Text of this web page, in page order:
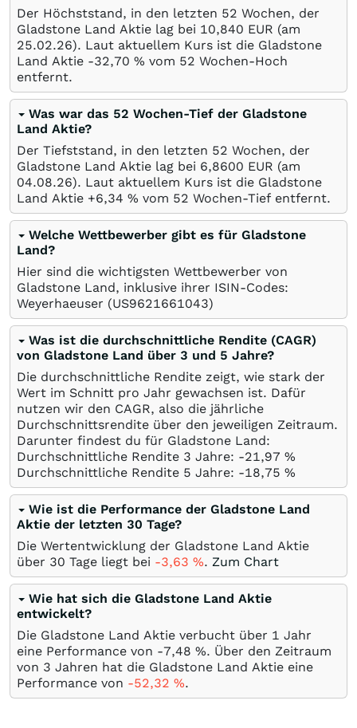
Der Höchststand, in den letzten 52 Wochen, der
Gladstone Land Aktie lag bei 10,840 EUR (am
25.02.26). Laut aktuellem Kurs ist die Gladstone
Land Aktie -32,70 % vom 52 Wochen-Hoch
entfernt.
Was war das 52 Wochen-Tief der Gladstone
Land Aktie?
Der Tiefststand, in den letzten 52 Wochen, der
Gladstone Land Aktie lag bei 6,8600 EUR (am
04.08.26). Laut aktuellem Kurs ist die Gladstone
Land Aktie +6,34 % vom 52 Wochen-Tief entfernt.
Welche Wettbewerber gibt es für Gladstone
Land?
Hier sind die wichtigsten Wettbewerber von
Gladstone Land, inklusive ihrer ISIN-Codes:
Weyerhaeuser (US9621661043)
Was ist die durchschnittliche Rendite (CAGR)
von Gladstone Land über 3 und 5 Jahre?
Die durchschnittliche Rendite zeigt, wie stark der
Wert im Schnitt pro Jahr gewachsen ist. Dafür
nutzen wir den CAGR, also die jährliche
Durchschnittsrendite über den jeweiligen Zeitraum.
Darunter findest du für Gladstone Land:
Durchschnittliche Rendite 3 Jahre: -21,97 %
Durchschnittliche Rendite 5 Jahre: -18,75 %
Wie ist die Performance der Gladstone Land
Aktie der letzten 30 Tage?
Die Wertentwicklung der Gladstone Land Aktie
über 30 Tage liegt bei -3,63 %. Zum Chart
Wie hat sich die Gladstone Land Aktie
entwickelt?
Die Gladstone Land Aktie verbucht über 1 Jahr
eine Performance von -7,48 %. Über den Zeitraum
von 3 Jahren hat die Gladstone Land Aktie eine
Performance von -52,32 %.